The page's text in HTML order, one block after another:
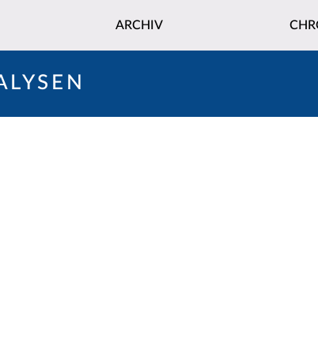
ARCHIV